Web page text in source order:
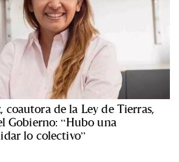
coautora de la Ley de Tierras,
Gobierno: “Hubo una
lo colectivo”